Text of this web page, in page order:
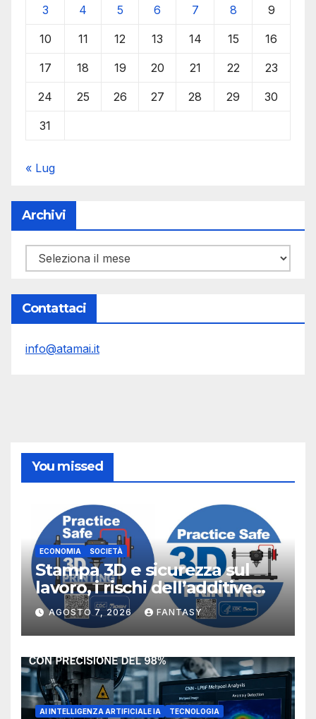
3 4 5 6 7 8 9
10 11 12 13 14 15 16
17 18 19 20 21 22 23
24 25 26 27 28 29 30
31
« Lug
Archivi
Archivi
Contattaci
info@atamai.it
You missed
ECONOMIA SOCIETÀ
Stampa 3D e sicurezza sul
lavoro, i rischi dell’additive
manufacturing secondo
NIOSH
AGOSTO 7, 2026 FANTASY
AI INTELLIGENZA ARTIFICIALE IA TECNOLOGIA